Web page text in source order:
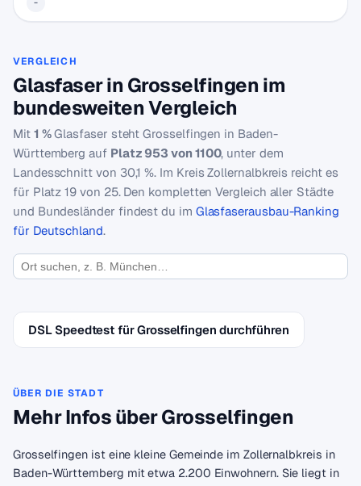
VERGLEICH
Glasfaser in Grosselfingen im
bundesweiten Vergleich
Mit 1 %Glasfaser steht Grosselfingen in Baden-
Württemberg auf Platz 953 von 1100, unter dem
Landesschnitt von 30,1 %. Im Kreis Zollernalbkreis reicht es
für Platz 19 von 25. Den kompletten Vergleich aller Städte
und Bundesländer findest du im Glasfaserausbau-Ranking
für Deutschland.
DSL Speedtest für Grosselfingen durchführen
ÜBER DIE STADT
Mehr Infos über Grosselfingen
Grosselfingen ist eine kleine Gemeinde im Zollernalbkreis in
Baden-Württemberg mit etwa 2.200 Einwohnern. Sie liegt in